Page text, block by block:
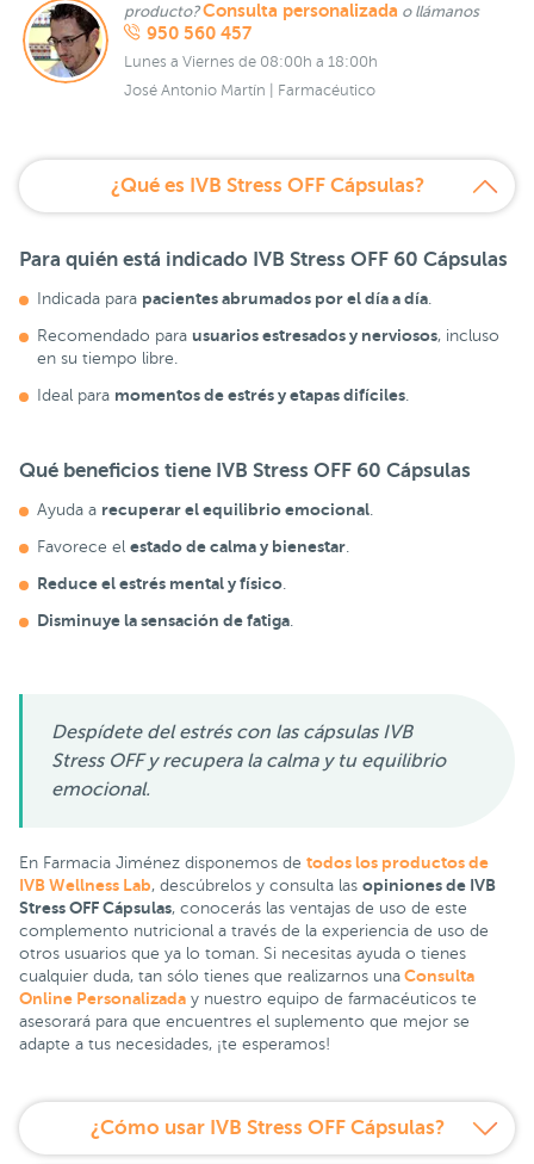
producto?Consulta personalizada o llámanos
950 560 457
Lunes a Viernes de 08:00h a 18:00h
José Antonio Martín | Farmacéutico
¿Qué es IVB Stress OFF Cápsulas?
Para quién está indicado IVB Stress OFF 60 Cápsulas
Indicada para pacientes abrumados por el día a día
Recomendado para usuarios estresados y nerviosos, incluso
en su tiempo libre.
Ideal para momentos de estrés y etapas difíciles
Qué beneficios tiene IVB Stress OFF 60 Cápsulas
Ayuda a recuperar el equilibrio emocional.
Favorece el estado de calma y bienestar.
Reduce el estrés mental y físico.
Disminuye la sensación de fatiga.
Despídete del estrés con las cápsulas IVB
Stress OFF y recupera la calma y tu equilibrio
emocional.
En Farmacia Jiménez disponemos de todos los productos de
IVB Wellness Lab, descúbrelos y consulta las opiniones de IVB
Stress OFF Cápsulas, conocerás las ventajas de uso de este
complemento nutricional a través de la experiencia de uso de
otros usuarios que ya lo toman. Si necesitas ayuda o tienes
cualquier duda, tan sólo tienes que realizarnos una Consulta
Online Personalizada y nuestro equipo de farmacéuticos te
asesorará para que encuentres el suplemento que mejor se
adapte a tus necesidades, ¡te esperamos!
¿Cómo usar IVB Stress OFF Cápsulas?